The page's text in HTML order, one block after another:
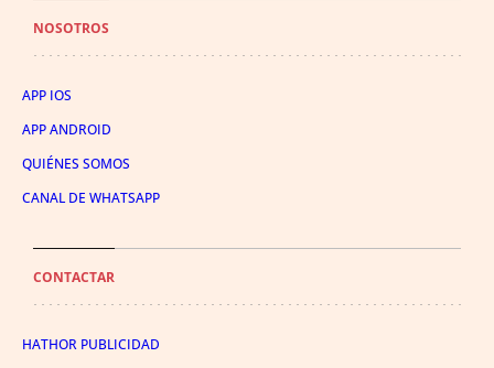
NOSOTROS
APP IOS
APP ANDROID
QUIÉNES SOMOS
CANAL DE WHATSAPP
CONTACTAR
HATHOR PUBLICIDAD